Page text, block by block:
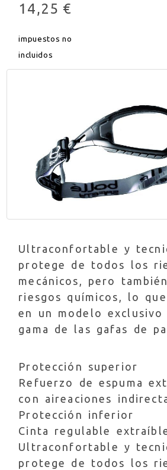
14,25 €
impuestos no
incluidos
Ultraconfortable y
protege de todos los
mecánicos, pero
riesgos químicos, lo
en un modelo
gama de las gafas de
Protección superior
Refuerzo de espuma
con aireaciones
Protección inferior
Cinta regulable
Ultraconfortable y
protege de todos los